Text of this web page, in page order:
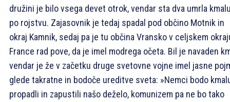
družini je bilo vsega devet otrok, vendar sta dva umrla
po rojstvu. Zajasovnik je tedaj spadal pod občino Motnik in
okraj Kamnik, sedaj pa je tu občina Vransko v celjskem
France rad pove, da je imel modrega očeta. Bil je navaden
vendar je že v začetku druge svetovne vojne imel jasne
glede takratne in bodoče ureditve sveta: »Nemci bodo
propadli in zapustili našo deželo, komunizem pa ne bo tako